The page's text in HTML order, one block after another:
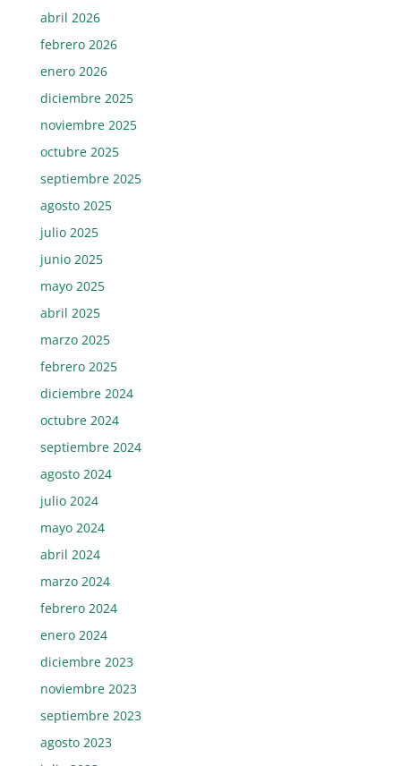
abril 2026
febrero 2026
enero 2026
diciembre 2025
noviembre 2025
octubre 2025
septiembre 2025
agosto 2025
julio 2025
junio 2025
mayo 2025
abril 2025
marzo 2025
febrero 2025
diciembre 2024
octubre 2024
septiembre 2024
agosto 2024
julio 2024
mayo 2024
abril 2024
marzo 2024
febrero 2024
enero 2024
diciembre 2023
noviembre 2023
septiembre 2023
agosto 2023